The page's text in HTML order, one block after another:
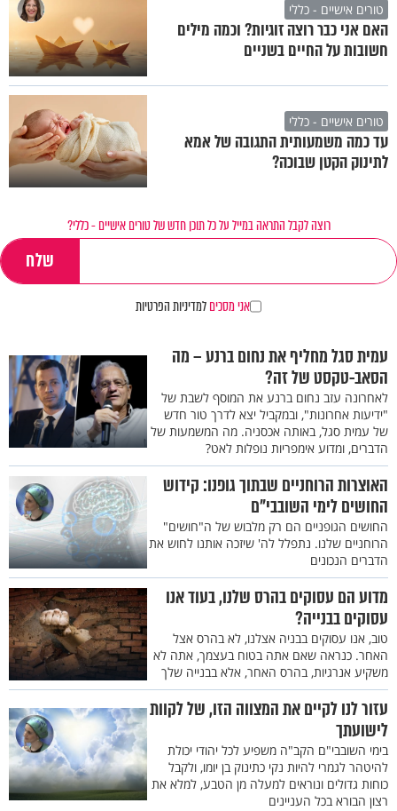
טורים אישיים - כללי
האם אני כבר רוצה זוגיות? וכמה מילים
חשובות על החיים בשניים
טורים אישיים - כללי
עד כמה משמעותית התגובה של אמא
לתינוק הקטן שבוכה?
רוצה לקבל התראה במייל על כל תוכן חדש של טורים אישיים - כללי?
אני מסכיםלמדיניות הפרטיות
עמית סגל מחליף את נחום ברנע – מה
הסאב-טקסט של זה?
לאחרונה עזב נחום ברנע את המוסף לשבת של
"ידיעות אחרונות", ובמקביל יצא לדרך טור חדש
של עמית סגל, באותה אכסניה. מה המשמעות של
הדברים, ומדוע אימפריות נופלות לאט?
האוצרות הרוחניים שבתוך גופנו: קידוש
החושים לימי השובבי"ם
החושים הגופניים הם רק מלבוש של ה"חושים"
הרוחניים שלנו. נתפלל לה' שיזכה אותנו לחוש את
הדברים הנכונים
מדוע הם עסוקים בהרס שלנו, בעוד אנו
עסוקים בבנייה?
טוב, אנו עסוקים בבניה אצלנו, לא בהרס אצל
האחר. כנראה שאם אתה בטוח בעצמך, אתה לא
משקיע אנרגיות, בהרס האחר, אלא בבנייה שלך
עזור לנו לקיים את המצווה הזו, של לקוות
לישועתך
בימי השובבי"ם הקב"ה משפיע לכל יהודי יכולת
להיטהר לגמרי להיות נקי כתינוק בן יומו, ולקבל
כוחות גדולים ונוראים למעלה מן הטבע, למלא את
רצון הבורא בכל העניינים